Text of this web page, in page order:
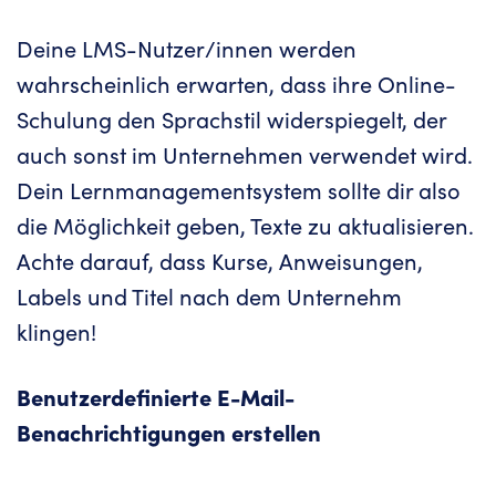
Deine LMS-Nutzer/innen werden
wahrscheinlich erwarten, dass ihre Online-
Schulung den Sprachstil widerspiegelt, der
auch sonst im Unternehmen verwendet wird.
Dein Lernmanagementsystem sollte dir also
die Möglichkeit geben, Texte zu aktualisieren.
Achte darauf, dass Kurse, Anweisungen,
Labels und Titel nach dem Unternehm
klingen!
Benutzerdefinierte E-Mail-
Benachrichtigungen erstellen